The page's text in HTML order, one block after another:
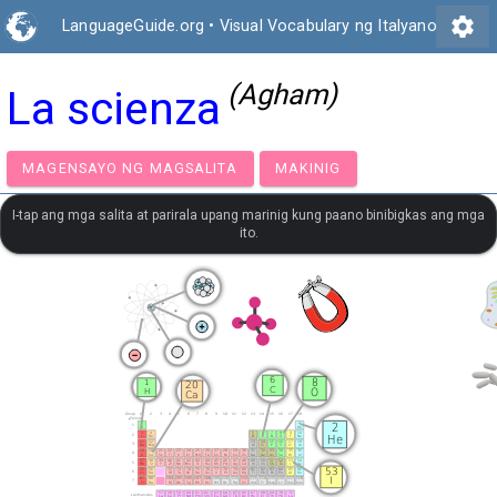
LanguageGuide.org • Visual Vocabulary ng Italyano settings
La scienza (Agham)
MAGENSAYO NG MAGSALITA MAKINIG
I-tap ang mga salita at parirala upang marinig kung paano binibigkas ang mga
ito.